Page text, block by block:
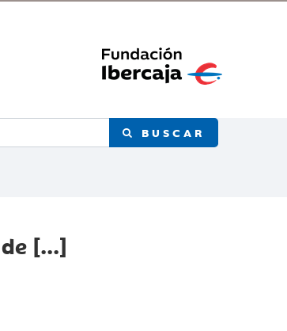
BUSCAR
[...]